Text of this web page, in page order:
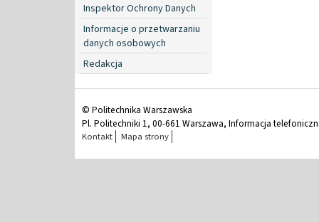
Inspektor Ochrony Danych
Informacje o przetwarzaniu
danych osobowych
Redakcja
© Politechnika Warszawska
Pl. Politechniki 1, 00-661 Warszawa, Informacja
Kontakt Mapa strony